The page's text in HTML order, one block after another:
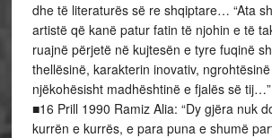
dhe të literaturës së re shqiptare… “Ata
artistë që kanë patur fatin të njohin e të
ruajnë përjetë në kujtesën e tyre fuqinë
thellësinë, karakterin inovativ,
njëkohësisht madhështinë e fjalës së
■16 Prill 1990 Ramiz Alia: “Dy gjëra nuk
kurrën e kurrës, e para puna e shumë